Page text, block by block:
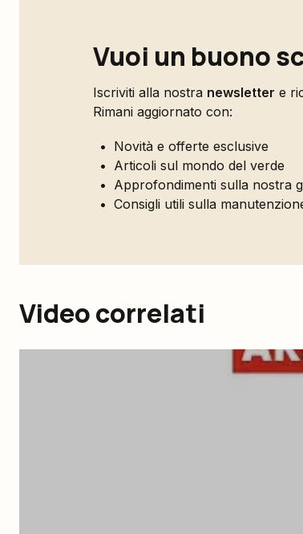
Vuoi un buono
Iscriviti alla nostra newsletter e
Rimani aggiornato con:
Novità e offerte esclusive
Articoli sul mondo del verde
Approfondimenti sulla nostra
Consigli utili sulla
Video correlati